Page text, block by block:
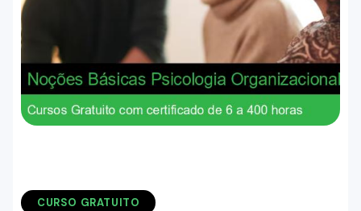
CURSO GRATUITO